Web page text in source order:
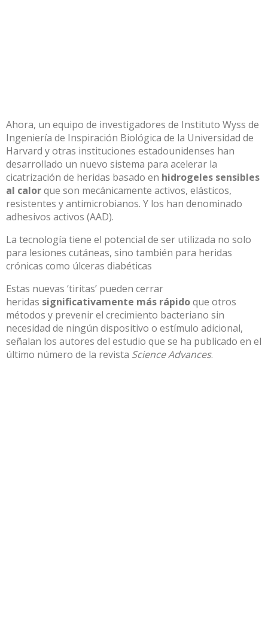
Ahora, un equipo de investigadores de Instituto Wyss de
Ingeniería de Inspiración Biológica de la Universidad de
Harvard y otras instituciones estadounidenses han
desarrollado un nuevo sistema para acelerar la
cicatrización de heridas basado en hidrogeles sensibles
al calorque son mecánicamente activos, elásticos,
resistentes y antimicrobianos. Y los han denominado
adhesivos activos (AAD).
La tecnología tiene el potencial de ser utilizada no solo
para lesiones cutáneas, sino también para heridas
crónicas como úlceras diabéticas
Estas nuevas ‘tiritas’ pueden cerrar
heridas significativamente más rápidoque otros
métodos y prevenir el crecimiento bacteriano sin
necesidad de ningún dispositivo o estímulo adicional,
señalan los autores del estudio que se ha publicado en el
último número de la revista Science Advances.